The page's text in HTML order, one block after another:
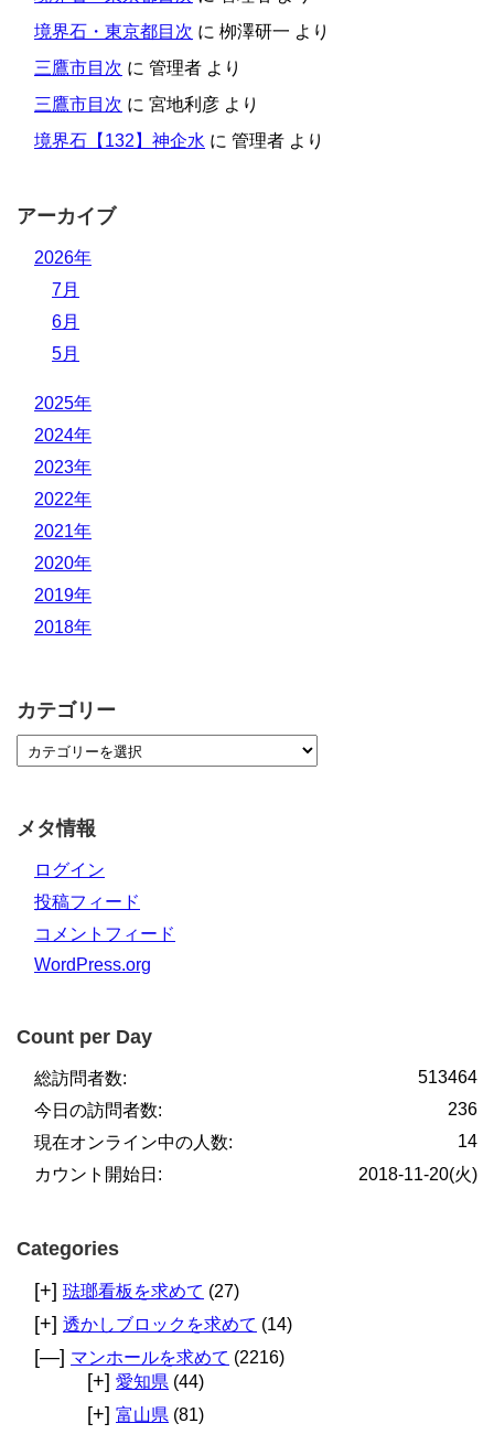
境界石・東京都目次 に 栁澤研一 より
三鷹市目次 に 管理者 より
三鷹市目次 に 宮地利彦 より
境界石【132】神企水 に 管理者 より
アーカイブ
2026年
7月
6月
5月
2025年
2024年
2023年
2022年
2021年
2020年
2019年
2018年
カテゴリー
メタ情報
ログイン
投稿フィード
コメントフィード
WordPress.org
Count per Day
513464
総訪問者数:
236
今日の訪問者数:
14
現在オンライン中の人数:
2018-11-20(火)
カウント開始日:
Categories
[+] 琺瑯看板を求めて (27)
[+] 透かしブロックを求めて (14)
[—] マンホールを求めて (2216)
[+] 愛知県 (44)
[+] 富山県 (81)